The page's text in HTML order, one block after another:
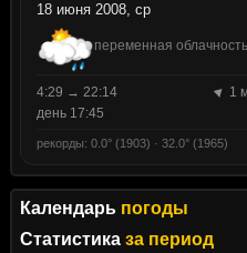
18 июня 2008, ср
переменная
4:29 → 22:14
1
день 17:45
рекорды: 0.0° (1903) · 32.0° (1965)
Календарь погоды
Статистика за период